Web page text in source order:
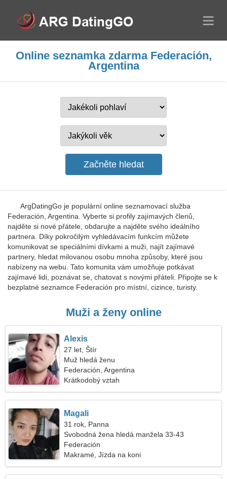
Online seznamka zdarma Federación,
Argentina
ArgDatingGo je populární online seznamovací služba
Federación, Argentina. Vyberte si profily zajímavých členů,
najděte si nové přátele, obdarujte a najděte svého ideálního
partnera. Díky pokročilým vyhledávacím funkcím můžete
komunikovat se speciálními dívkami a muži, najít zajímavé
partnery, hledat milovanou osobu mnoha způsoby, které jsou
nabízeny na webu. Tato komunita vám umožňuje potkávat
zajímavé lidi, poznávat se, chatovat s novými přáteli. Připojte se k
bezplatné seznamce Federación pro místní, cizince, turisty.
Muži a ženy online
Alexis
27 let, Štír
Muž hledá ženu
Federación, Argentina
Krátkodobý vztah
Magali
31 rok, Panna
Svobodná žena hledá manžela 33-43
Federación
Makramé, Jízda na koni